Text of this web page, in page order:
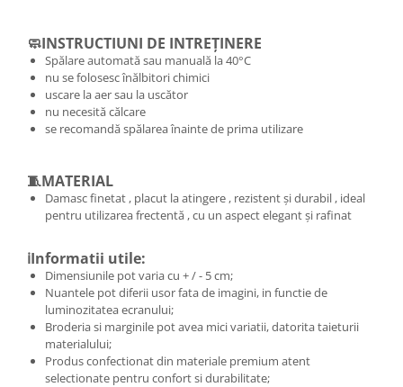
🧼INSTRUCTIUNI DE INTREȚINERE
Spălare automată sau manuală la 40°C
nu se folosesc înălbitori chimici
uscare la aer sau la uscător
nu necesită călcare
se recomandă spălarea înainte de prima utilizare
🧵MATERIAL
Damasc finetat , placut la atingere , rezistent și durabil , ideal
pentru utilizarea frectentă , cu un aspect elegant și rafinat
ℹ️Informatii utile:
Dimensiunile pot varia cu + / - 5 cm;
Nuantele pot diferii usor fata de imagini, in functie de
luminozitatea ecranului;
Broderia si marginile pot avea mici variatii, datorita taieturii
materialului;
Produs confectionat din materiale premium atent
selectionate pentru confort si durabilitate;